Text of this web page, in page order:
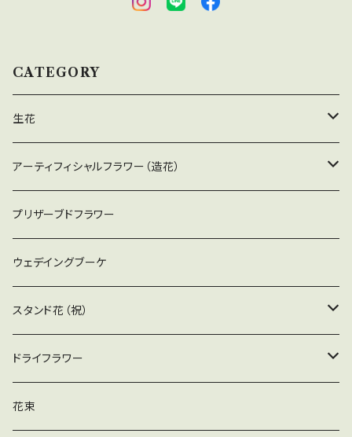
る場合には、電話連絡いただけると、すぐに手
CATEGORY
生花
大型アレンジ
お悔やみの花
お祝いの花
アーティフィシャルフラワー（造花）
アレンジメント（花器付）
花束
お仏壇用アレンジ（器付）
プリザーブドフラワー
ウェデイングブーケ
スタンド花（祝）
スタンド花（祝）
スタンド花（仏）
ドライフラワー
アレンジ（器付）
花束